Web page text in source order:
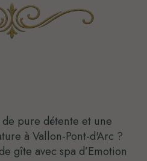
de pure détente et une
à Vallon-Pont-d'Arc ?
gîte avec spa d’Emotion